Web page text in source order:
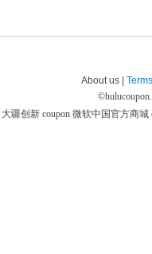
About us |
©
大疆创新 coupon 微软中国官方商城